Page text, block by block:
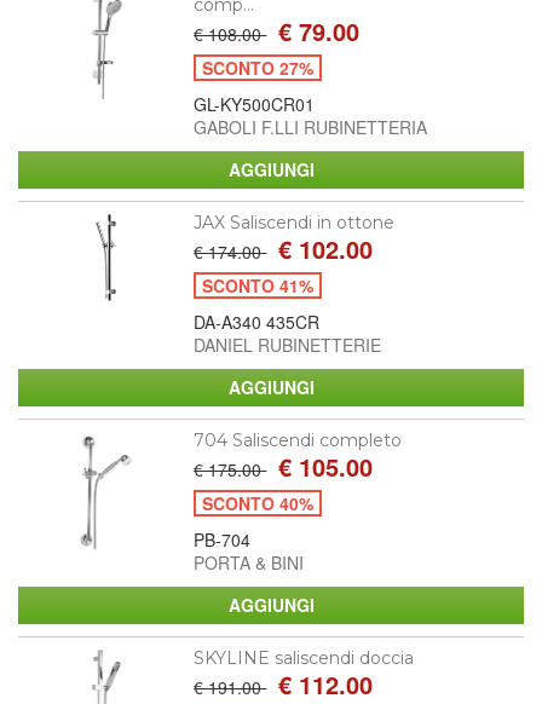
comp...
€ 108.00 € 79.00
SCONTO 27%
GL-KY500CR01
GABOLI F.LLI RUBINETTERIA
JAX Saliscendi in ottone
€ 174.00 € 102.00
SCONTO 41%
DA-A340 435CR
DANIEL RUBINETTERIE
704 Saliscendi completo
€ 175.00 € 105.00
SCONTO 40%
PB-704
PORTA & BINI
SKYLINE saliscendi doccia
€ 191.00 € 112.00